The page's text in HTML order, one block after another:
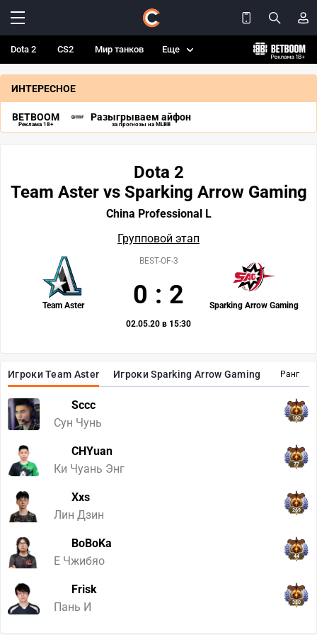
Dota 2 CS2 Мир танков Еще
ИНТЕРЕСНОЕ
BETBOOM
Реклама 18+
Разыгрываем айфон
за прогнозы на MLBB
Ранг
Игроки Team Aster Игроки Sparking Arrow Gaming
Sccc
Сун Чунь
160
CHYuan
Ки Чуань Энг
77
Xxs
Лин Дзин
269
BoBoKa
Е Чжибяо
44
Frisk
Пань И
380
Dota 2
Team Aster vs Sparking Arrow Gaming
China Professional L
Групповой этап
Team Aster Sparking Arrow Gaming
BEST-OF-3
0 : 2
02.05.20 в 15:30